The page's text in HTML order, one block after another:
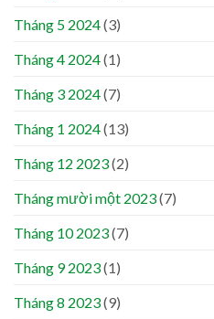
Tháng 5 2024(3)
Tháng 4 2024(1)
Tháng 3 2024(7)
Tháng 1 2024(13)
Tháng 12 2023(2)
Tháng mười một 2023(7)
Tháng 10 2023(7)
Tháng 9 2023(1)
Tháng 8 2023(9)